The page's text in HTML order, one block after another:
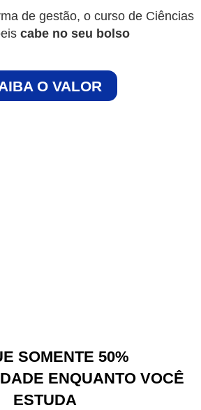
de gestão, o curso de Ciências
cabe no seu bolso
O VALOR
SOMENTE 50%
ENQUANTO VOCÊ
ESTUDA